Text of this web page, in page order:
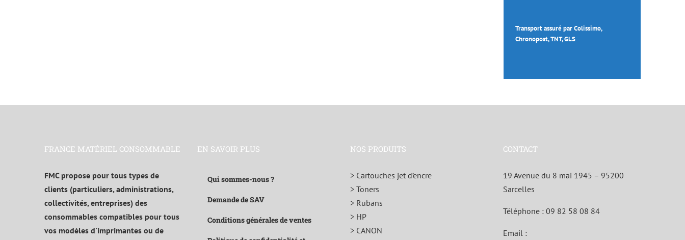
Transport assuré par Colissimo,
Chronopost, TNT, GLS
FRANCE MATÉRIEL CONSOMMABLE
FMC propose pour tous types de
clients (particuliers, administrations,
collectivités, entreprises) des
consommables compatibles pour tous
vos modèles d'imprimantes ou de
EN SAVOIR PLUS
Qui sommes-nous ?
Demande de SAV
Conditions générales de ventes
NOS PRODUITS
> Cartouches jet d’encre
> Toners
> Rubans
> HP
> CANON
CONTACT
19 Avenue du 8 mai 1945 – 95200
Sarcelles
Téléphone : 09 82 58 08 84
Email :